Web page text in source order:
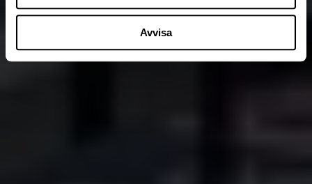
Avvisa